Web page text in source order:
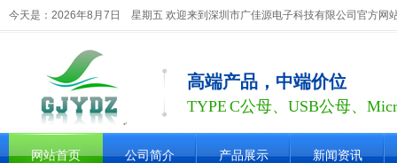
今天是：2026年8月7日 星期五 欢迎来到深圳市广佳源电子科技有限公司官方网
高端产品，中端价位
TYPE C公母、USB公母、
网站首页 公司简介 产品展示 新闻资讯